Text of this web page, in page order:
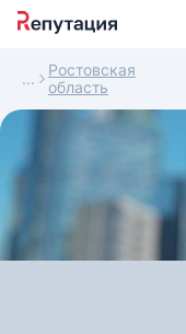
Ростовская
область